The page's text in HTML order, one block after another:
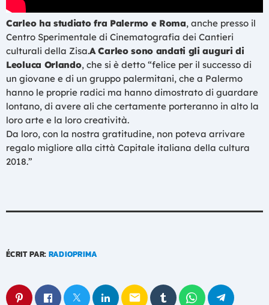
Carleo ha studiato fra Palermo e Roma, anche presso il
Centro Sperimentale di Cinematografia dei Cantieri
culturali della Zisa.A Carleo sono andati gli auguri di
Leoluca Orlando, che si è detto “felice per il successo di
un giovane e di un gruppo palermitani, che a Palermo
hanno le proprie radici ma hanno dimostrato di guardare
lontano, di avere ali che certamente porteranno in alto la
loro arte e la loro creatività.
Da loro, con la nostra gratitudine, non poteva arrivare
regalo migliore alla città Capitale italiana della cultura
2018.”
ÉCRIT PAR: RADIOPRIMA
email